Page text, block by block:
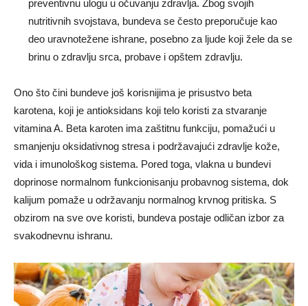
preventivnu ulogu u očuvanju zdravlja. Zbog svojih
nutritivnih svojstava, bundeva se često preporučuje kao
deo uravnotežene ishrane, posebno za ljude koji žele da se
brinu o zdravlju srca, probave i opštem zdravlju.
Ono što čini bundeve još korisnijima je prisustvo beta
karotena, koji je antioksidans koji telo koristi za stvaranje
vitamina A. Beta karoten ima zaštitnu funkciju, pomažući u
smanjenju oksidativnog stresa i podržavajući zdravlje kože,
vida i imunološkog sistema. Pored toga, vlakna u bundevi
doprinosе normalnom funkcionisanju probavnog sistema, dok
kalijum pomaže u održavanju normalnog krvnog pritiska. S
obzirom na sve ove koristi, bundeva postaje odličan izbor za
svakodnevnu ishranu.